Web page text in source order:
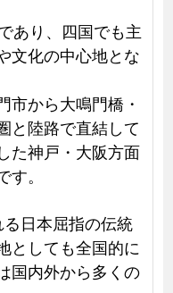
あり、四国でも主
文化の中心地とな
市から大鳴門橋・
と陸路で直結して
た神戸・大阪方面
。
日本屈指の伝統
としても全国的に
国内外から多くの